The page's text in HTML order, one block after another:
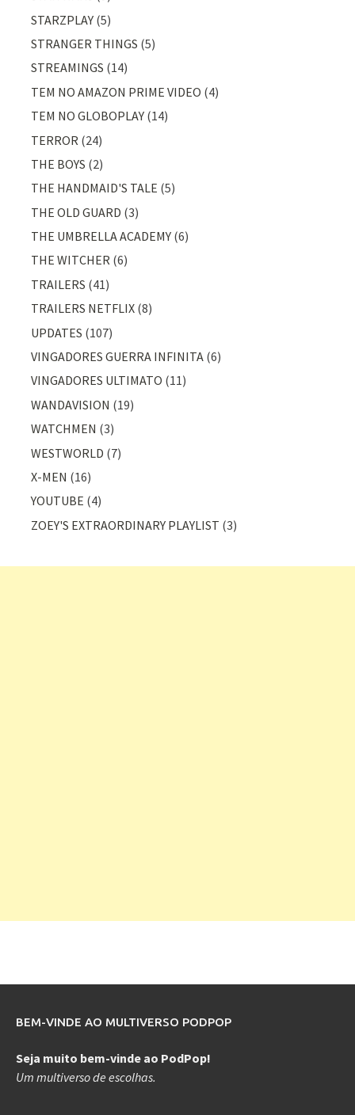
STARZPLAY (5)
STRANGER THINGS (5)
STREAMINGS (14)
TEM NO AMAZON PRIME VIDEO (4)
TEM NO GLOBOPLAY (14)
TERROR (24)
THE BOYS (2)
THE HANDMAID'S TALE (5)
THE OLD GUARD (3)
THE UMBRELLA ACADEMY (6)
THE WITCHER (6)
TRAILERS (41)
TRAILERS NETFLIX (8)
UPDATES (107)
VINGADORES GUERRA INFINITA (6)
VINGADORES ULTIMATO (11)
WANDAVISION (19)
WATCHMEN (3)
WESTWORLD (7)
X-MEN (16)
YOUTUBE (4)
ZOEY'S EXTRAORDINARY PLAYLIST (3)
BEM-VINDE AO MULTIVERSO PODPOP
Seja muito bem-vinde ao PodPop!
Um multiverso de escolhas.